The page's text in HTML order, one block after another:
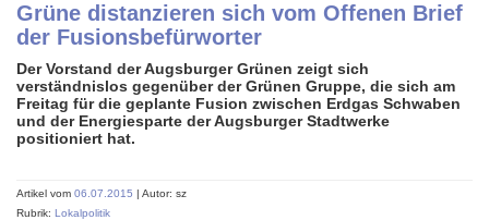
Grüne distanzieren sich vom Offenen Brief
der Fusionsbefürworter
Der Vorstand der Augsburger Grünen zeigt sich
verständnislos gegenüber der Grünen Gruppe, die sich am
Freitag für die geplante Fusion zwischen Erdgas Schwaben
und der Energiesparte der Augsburger Stadtwerke
positioniert hat.
Artikel vom 06.07.2015 | Autor: sz
Rubrik: Lokalpolitik